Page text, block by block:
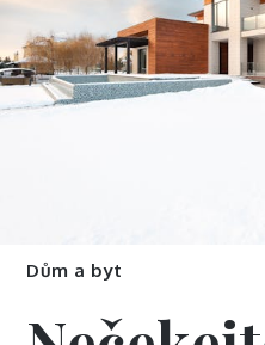
Dům a byt